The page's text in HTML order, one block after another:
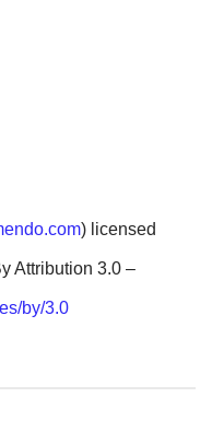
) licensed
Attribution 3.0 –
by/3.0